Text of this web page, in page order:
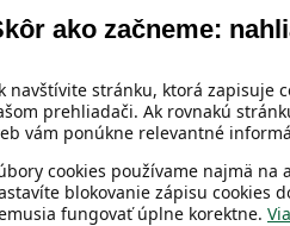
páčiť
ako začneme:
navštívite stránku, ktorá zapisuje
prehliadači. Ak rovnakú
vám ponúkne relevantné
cookies používame najmä na
blokovanie zápisu cookies
fungovať úplne korektne.